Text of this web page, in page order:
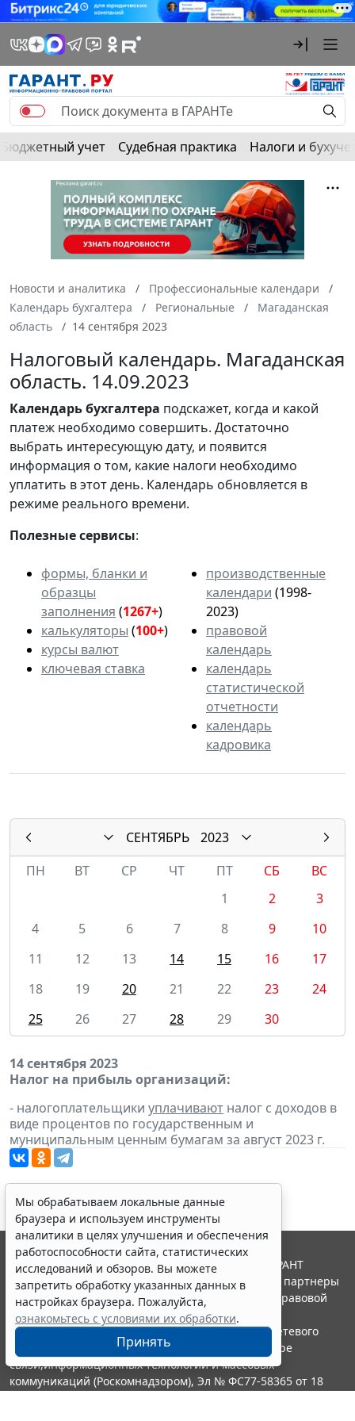
Бюджетный учет Судебная практика Налоги и
Новости и аналитика
Профессиональные календари
Календарь бухгалтера
Региональные
Магаданская
область
14 сентября 2023
Налоговый календарь. Магаданская
область. 14.09.2023
Календарьбухгалтера подскажет, когда и какой
платеж необходимо совершить. Достаточно
выбрать интересующую дату, и появится
информация о том, какие налоги необходимо
уплатить в этот день. Календарь обновляется в
режиме реального времени.
Полезные сервисы:
формы, бланки и
образцы
заполнения (1267+)
калькуляторы (100+)
курсы валют
ключевая ставка
производственные
календари (1998-
2023)
правовой
календарь
календарь
статистической
отчетности
календарь
кадровика
СЕНТЯБРЬ
2023
ПН
ВТ СР ЧТ ПТ СБ
ВС
1
2
3
4
5 6 7 8 9
10
11
12 13 14 15 16
17
18
19 20 21 22 23
24
25
26 27 28 29 30
14 сентября 2023
Налог на прибыль организаций:
- налогоплательщики уплачивают налог с доходов в
виде процентов по государственным и
муниципальным ценным бумагам за август 2023 г.
Мы обрабатываем локальные данные
браузера и используем инструменты
аналитики в целях улучшения и обеспечения
работоспособности сайта, статистических
исследований и обзоров. Вы можете
запретить обработку указанных данных в
настройках браузера. Пожалуйста,
ознакомьтесь с условиями их обработки.
Принять
© ООО "НПП "ГАРАНТ-СЕРВИС", 2026. Система ГАРАНТ
выпускается с 1990 года. Компания "Гарант" и ее партнеры
являются участниками Российской ассоциации правовой
информации ГАРАНТ.
Портал ГАРАНТ.РУ зарегистрирован в качестве сетевого
издания Федеральной службой по надзору в сфере
связи,информационных технологий и массовых
коммуникаций (Роскомнадзором), Эл № ФС77-58365 от 18